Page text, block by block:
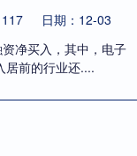
日期：12-03
净买入，其中，电子
居前的行业还....